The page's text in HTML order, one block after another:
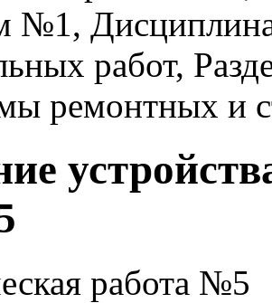
№1,
работ,
ремонтных и
работа №5